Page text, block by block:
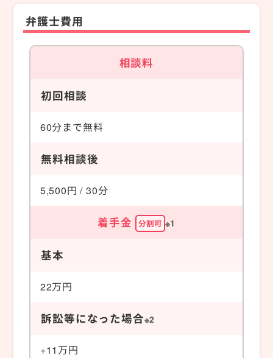
弁護士費用
相談料
初回相談
60分まで無料
無料相談後
5,500円 / 30分
着手金 分割可 ※1
基本
22万円
訴訟等になった場合※2
+11万円